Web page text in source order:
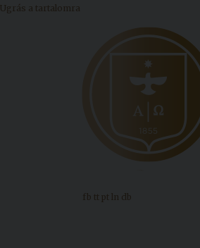
Ugrás a tartalomra
fb tt pt ln db